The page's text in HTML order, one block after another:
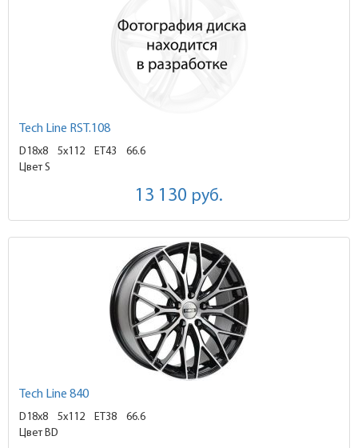
Tech Line RST.108
D18x8 5x112 ET43
66.6
Цвет S
13 130 руб.
Tech Line 840
D18x8 5x112 ET38
66.6
Цвет BD